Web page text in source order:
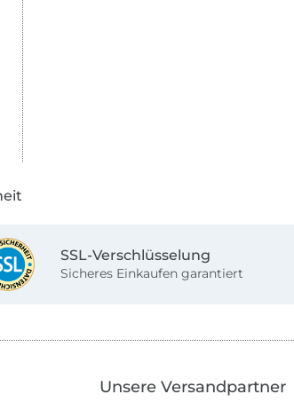
SSL-Verschlüsselung
Sicheres Einkaufen garantiert
Unsere Versandpartner